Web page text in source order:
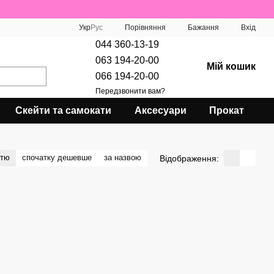
УкрРус Порівняння Бажання Вхід
044 360-13-19
063 194-20-00
066 194-20-00
Передзвонити вам?
Мій кошик
Скейти та самокати Аксесуари Прокат
спочатку дешевше за назвою Відображення: